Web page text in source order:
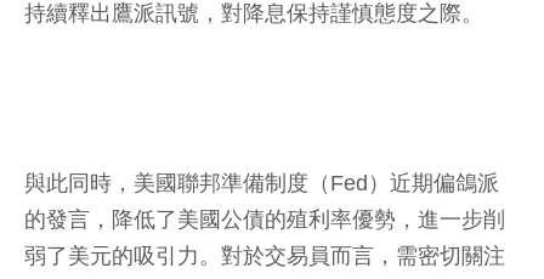
持續釋出鷹派訊號，對降息保持謹慎態度之際。
與此同時，美國聯邦準備制度（Fed）近期偏鴿派
的發言，降低了美國公債的殖利率優勢，進一步削
弱了美元的吸引力。對於交易員而言，需密切關注